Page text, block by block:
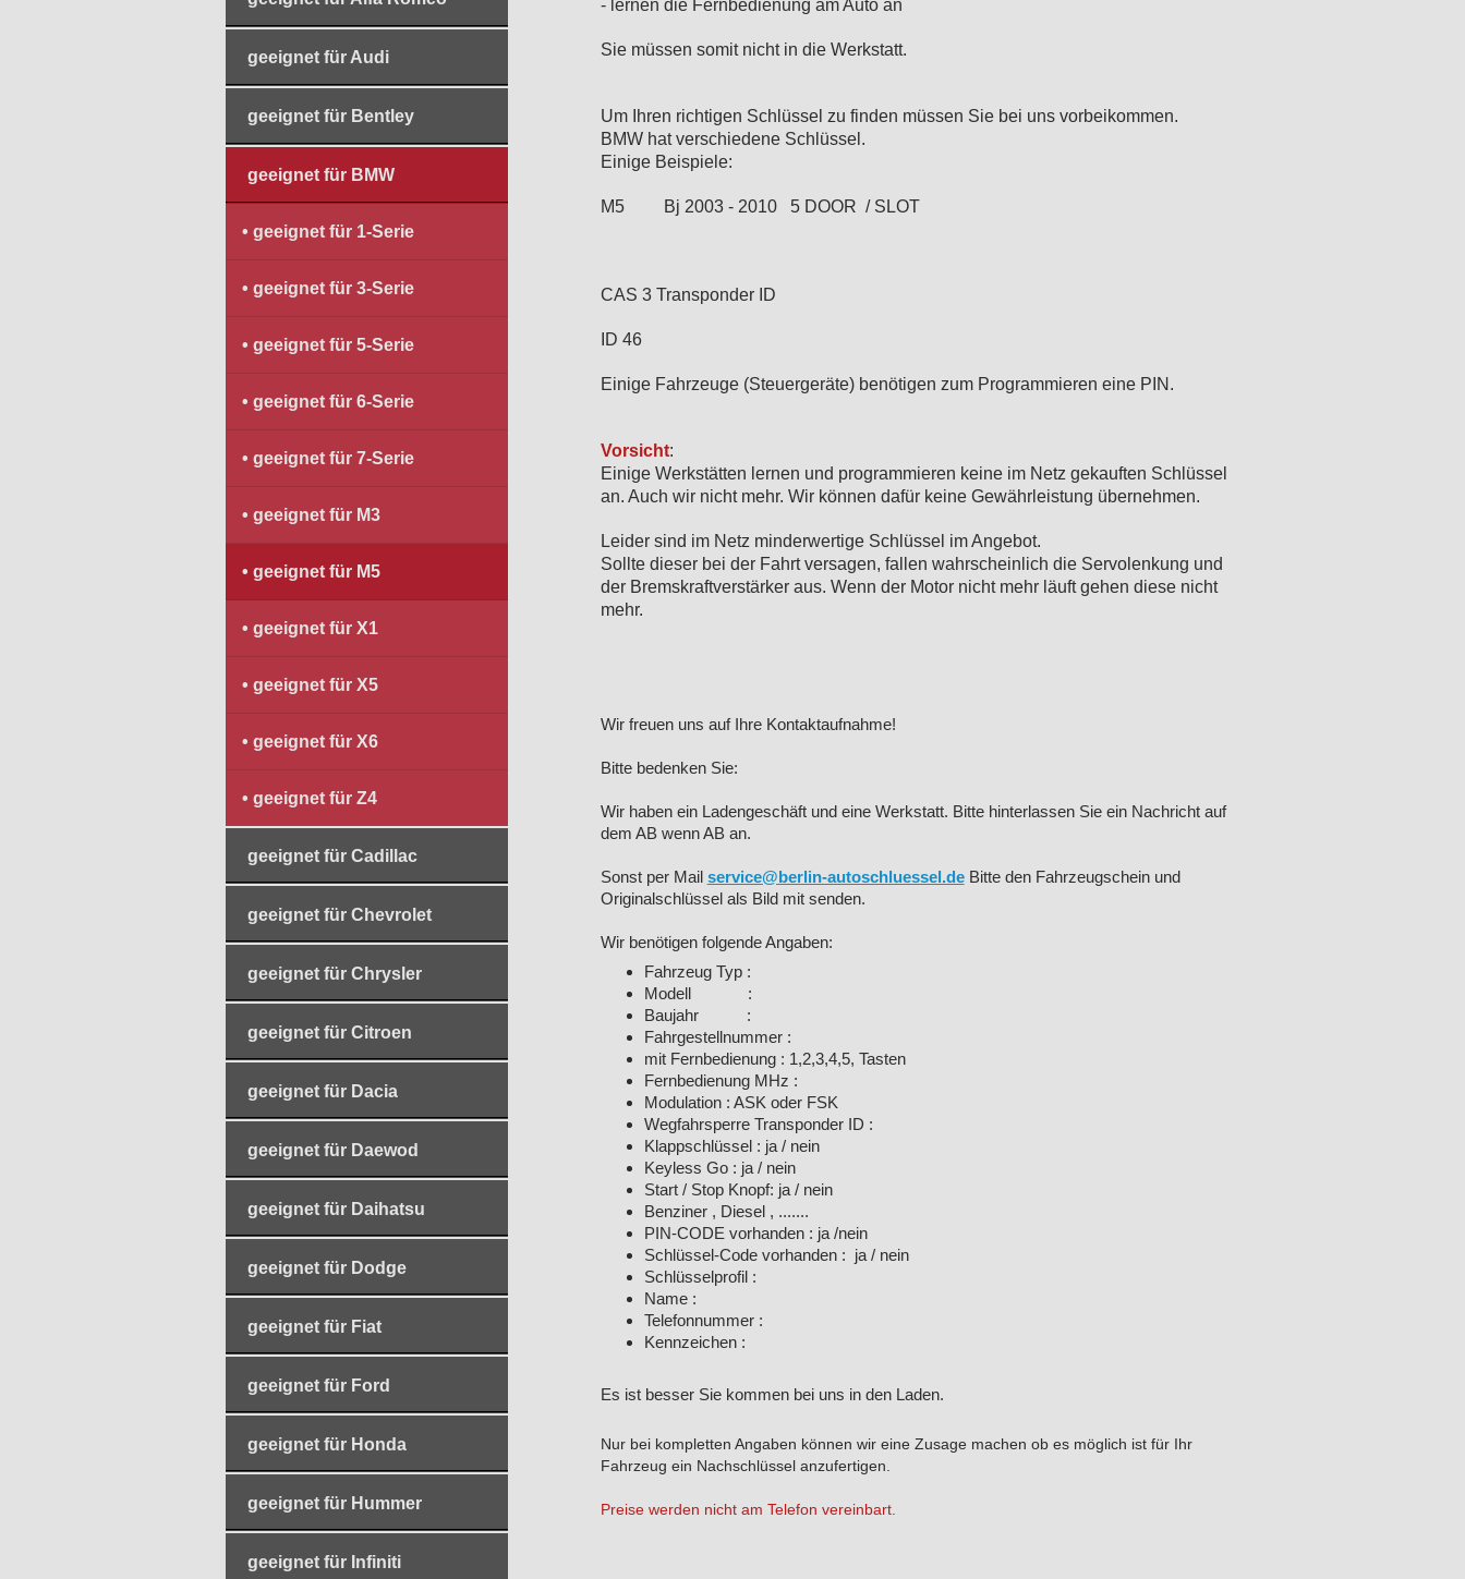
- lernen die Fernbedienung am Auto an
Sie müssen somit nicht in die Werkstatt.
Um Ihren richtigen Schlüssel zu finden müssen Sie bei uns vorbeikommen.
BMW hat verschiedene Schlüssel.
Einige Beispiele:
M5 Bj 2003 - 2010 5 DOOR / SLOT
CAS 3 Transponder ID
ID 46
Einige Fahrzeuge (Steuergeräte) benötigen zum Programmieren eine PIN.
Vorsicht:
Einige Werkstätten lernen und programmieren keine im Netz gekauften Schlüssel
an. Auch wir nicht mehr. Wir können dafür keine Gewährleistung übernehmen.
Leider sind im Netz minderwertige Schlüssel im Angebot.
Sollte dieser bei der Fahrt versagen, fallen wahrscheinlich die Servolenkung und
der Bremskraftverstärker aus. Wenn der Motor nicht mehr läuft gehen diese nicht
mehr.
Wir freuen uns auf Ihre Kontaktaufnahme!
Bitte bedenken Sie:
Wir haben ein Ladengeschäft und eine Werkstatt. Bitte hinterlassen Sie ein Nachricht auf
dem AB wenn AB an.
Sonst per Mail service@berlin-autoschluessel.deBitte den Fahrzeugschein und
Originalschlüssel als Bild mit senden.
Wir benötigen folgende Angaben:
Fahrzeug Typ :
Modell :
Baujahr :
Fahrgestellnummer :
mit Fernbedienung : 1,2,3,4,5, Tasten
Fernbedienung MHz :
Modulation : ASK oder FSK
Wegfahrsperre Transponder ID :
Klappschlüssel : ja / nein
Keyless Go : ja / nein
Start / Stop Knopf: ja / nein
Benziner , Diesel , .......
PIN-CODE vorhanden : ja /nein
Schlüssel-Code vorhanden : ja / nein
Schlüsselprofil :
Name :
Telefonnummer :
Kennzeichen :
Es ist besser Sie kommen bei uns in den Laden.
Nur bei kompletten Angaben können wir eine Zusage machen ob es möglich ist für Ihr
Fahrzeug ein Nachschlüssel anzufertigen.
Preise werden nicht am Telefon vereinbart.
geeignet für Audi
geeignet für Bentley
geeignet für BMW
geeignet für 1-Serie
geeignet für 3-Serie
geeignet für 5-Serie
geeignet für 6-Serie
geeignet für 7-Serie
geeignet für M3
geeignet für M5
geeignet für X1
geeignet für X5
geeignet für X6
geeignet für Z4
geeignet für Cadillac
geeignet für Chevrolet
geeignet für Chrysler
geeignet für Citroen
geeignet für Dacia
geeignet für Daewod
geeignet für Daihatsu
geeignet für Dodge
geeignet für Fiat
geeignet für Ford
geeignet für Honda
geeignet für Hummer
geeignet für Infiniti